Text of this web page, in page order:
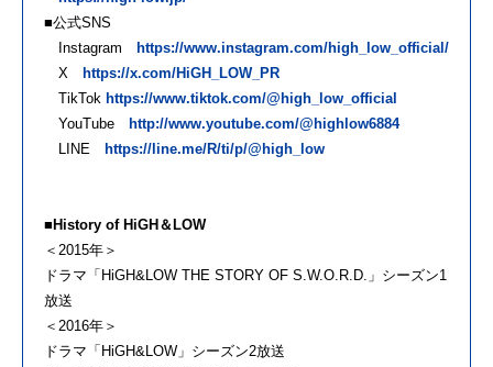
■公式SNS
Instagram
https://www.instagram.com/high_low_official/
X
https://x.com/HiGH_LOW_PR
TikTok https://www.tiktok.com/@high_low_official
YouTube
http://www.youtube.com/@highlow6884
LINE
https://line.me/R/ti/p/@high_low
■History of HiGH＆LOW
＜2015年＞
ドラマ「HiGH&LOW THE STORY OF S.W.O.R.D.」シーズン1
放送
＜2016年＞
ドラマ「HiGH&LOW」シーズン2放送